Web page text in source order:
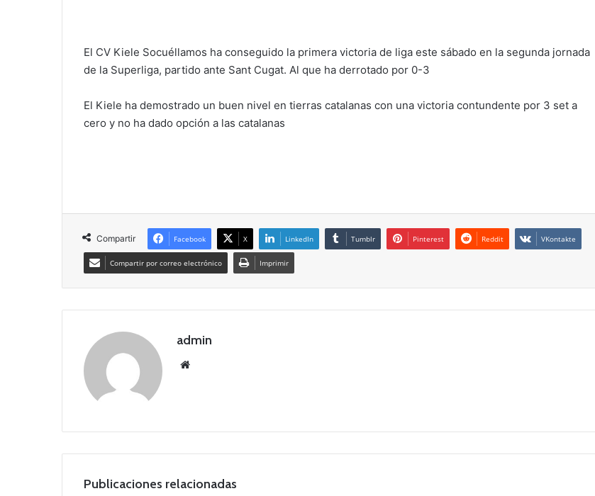
El CV Kiele Socuéllamos ha conseguido la primera victoria de liga este sábado en la segunda jornada
de la Superliga, partido ante Sant Cugat. Al que ha derrotado por 0-3
El Kiele ha demostrado un buen nivel en tierras catalanas con una victoria contundente por 3 set a
cero y no ha dado opción a las catalanas
Compartir Facebook X LinkedIn Tumblr Pinterest Reddit VKontakte
Compartir por correo electrónico Imprimir
admin
Publicaciones relacionadas